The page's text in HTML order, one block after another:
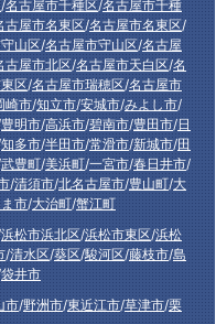
/名古屋市千種区/名古屋市千種
古屋市名東区/名古屋市名東区/
山区/名古屋市守山区/名古屋
古屋市北区/名古屋市天白区/名
区/名古屋市瑞穂区/名古屋市
崎市/知立市/安城市/みよし市/
豊明市/高浜市/碧南市/豊田市/日
知多市/半田市/常滑市/新城市/田
武豊町/美浜町/一宮市/春日井市/
/清須市/北名古屋市/豊山町/大
市/大治町/蟹江町
浜松市浜北区/浜松市東区/浜松
/清水区/葵区/駿河区/藤枝市/島
袋井市
市/野洲市/東近江市/草津市/栗